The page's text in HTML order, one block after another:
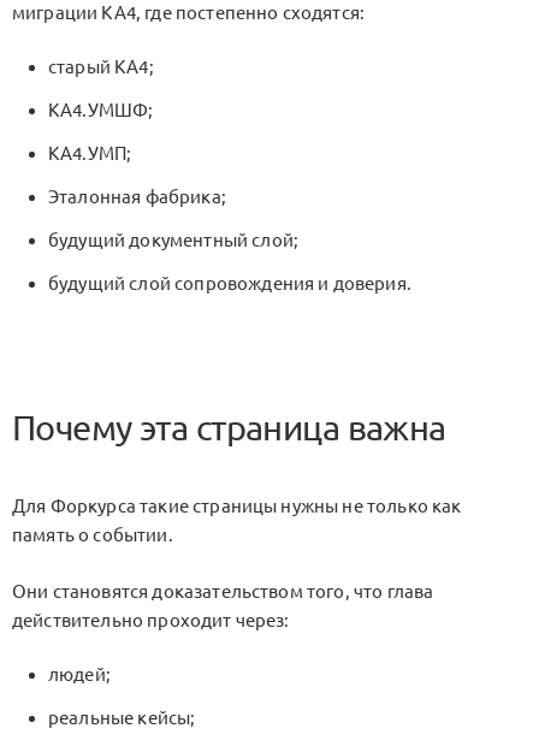
миграции KA4, где постепенно сходятся:
старый KA4;
KA4.УМШФ;
KA4.УМП;
Эталонная фабрика;
будущий документный слой;
будущий слой сопровождения и доверия.
Почему эта страница важна
Для Форкурса такие страницы нужны не только как
память о событии.
Они становятся доказательством того, что глава
действительно проходит через:
людей;
реальные кейсы;